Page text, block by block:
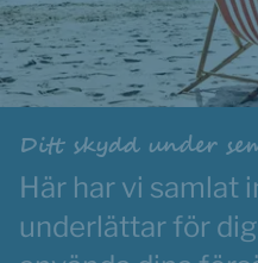
Ditt skydd under
Här har vi samlat
underlättar för